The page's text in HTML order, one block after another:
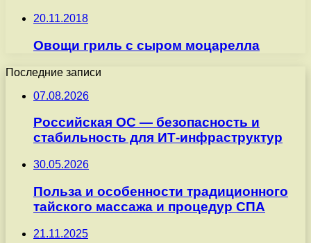
20.11.2018
Овощи гриль с сыром моцарелла
Последние записи
07.08.2026
Российская ОС — безопасность и
стабильность для ИТ-инфраструктур
30.05.2026
Польза и особенности традиционного
тайского массажа и процедур СПА
21.11.2025